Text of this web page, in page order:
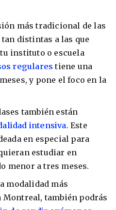
más tradicional de las
distintas a las que
instituto o escuela
regulares tiene una
y pone el foco en la
también están
intensiva. Este
en especial para
estudiar en
menor a tres meses.
modalidad más
Montreal, también podrás